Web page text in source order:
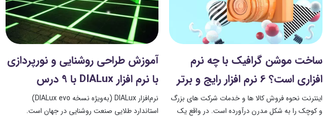
ساخت موشن گرافیک با چه نرم
افزاری است؟ 6 نرم افزار رایج و برتر
اینترنت نحوه فروش کالا ها و خدمات شرکت های بزرگ
و کوچک را به شکل مدرن درآورده است. در واقع یک
آموزش طراحی روشنایی و نورپردازی
با نرم افزار DIALux با 9 درس
نرم‌افزار DIALux (به‌ویژه نسخه DIALux evo)
استاندارد طلایی صنعت روشنایی در جهان است.